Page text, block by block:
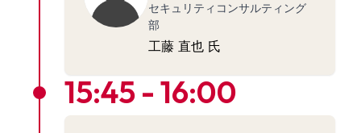
セキュリティコンサルティング
部
工藤 直也 氏
15:45 - 16:00